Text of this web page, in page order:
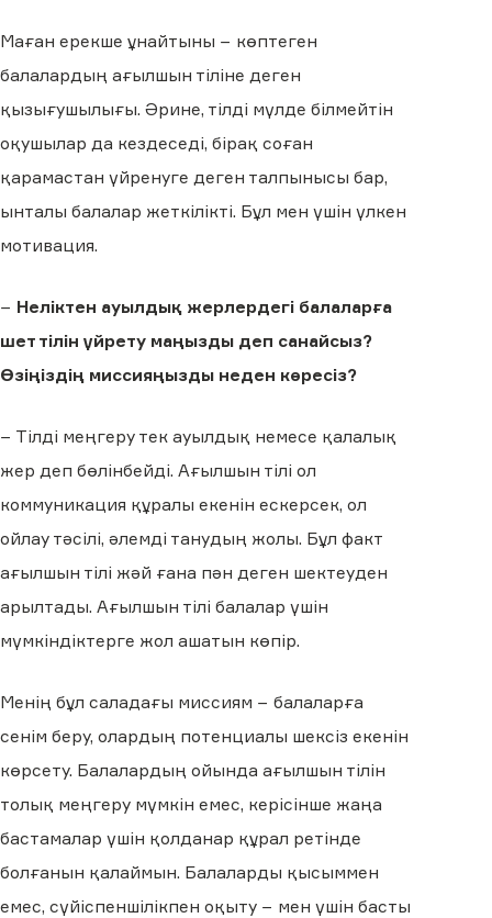
Маған ерекше ұнайтыны − көптеген
балалардың ағылшын тіліне деген
қызығушылығы. Әрине, тілді мүлде білмейтін
оқушылар да кездеседі, бірақ соған
қарамастан үйренуге деген талпынысы бар,
ынталы балалар жеткілікті. Бұл мен үшін үлкен
мотивация.
− Неліктен ауылдық жерлердегі балаларға
шет тілін үйрету маңызды деп санайсыз?
Өзіңіздің миссияңызды неден көресіз?
− Тілді меңгеру тек ауылдық немесе қалалық
жер деп бөлінбейді. Ағылшын тілі ол
коммуникация құралы екенін ескерсек, ол
ойлау тәсілі, әлемді танудың жолы. Бұл факт
ағылшын тілі жәй ғана пән деген шектеуден
арылтады. Ағылшын тілі балалар үшін
мүмкіндіктерге жол ашатын көпір.
Менің бұл саладағы миссиям − балаларға
сенім беру, олардың потенциалы шексіз екенін
көрсету. Балалардың ойында ағылшын тілін
толық меңгеру мүмкін емес, керісінше жаңа
бастамалар үшін қолданар құрал ретінде
болғанын қалаймын. Балаларды қысыммен
емес, сүйіспеншілікпен оқыту − мен үшін басты